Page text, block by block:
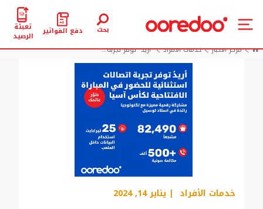
بحث دفع الفواتير تعبئة
الرصيد
مركز الأخبار
خدمات الأفراد “أريدُ” توفر تجربة...
خدمات الأفراد | يناير 14, 2024